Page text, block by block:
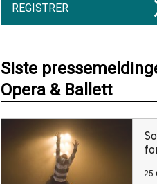
REGISTRER
Siste
Opera & Ballett